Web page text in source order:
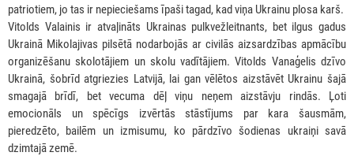
patriotiem, jo tas ir nepieciešams īpaši tagad, kad viņa Ukrainu plosa karš.
Vitolds Valainis ir atvaļināts Ukrainas pulkvežleitnants, bet ilgus gadus
Ukrainā Mikolajivas pilsētā nodarbojās ar civilās aizsardzības apmācību
organizēšanu skolotājiem un skolu vadītājiem. Vitolds Vanaģelis dzīvo
Ukrainā, šobrīd atgriezies Latvijā, lai gan vēlētos aizstāvēt Ukrainu šajā
smagajā brīdī, bet vecuma dēļ viņu neņem aizstāvju rindās. Ļoti
emocionāls un spēcīgs izvērtās stāstījums par kara šausmām,
pieredzēto, bailēm un izmisumu, ko pārdzīvo šodienas ukraiņi savā
dzimtajā zemē.